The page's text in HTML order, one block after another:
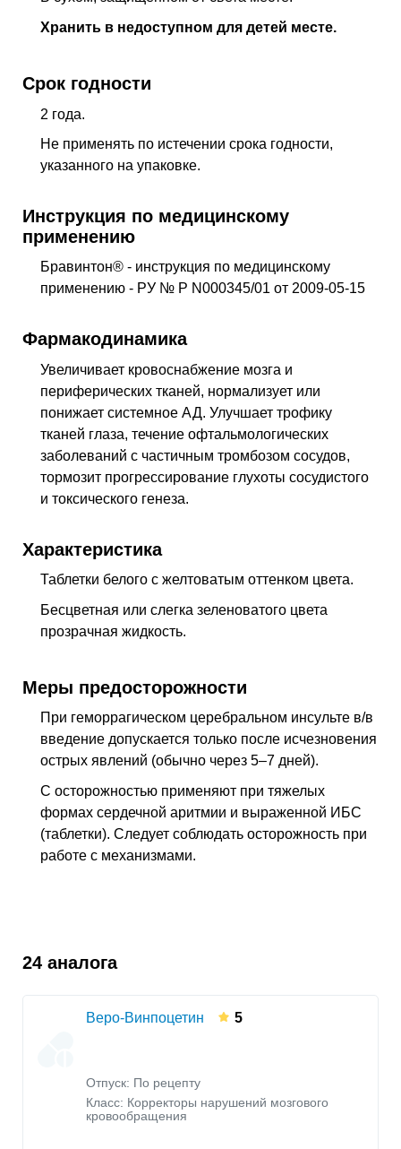
Хранить в недоступном для детей месте.
Срок годности
2 года.
Не применять по истечении срока годности,
указанного на упаковке.
Инструкция по медицинскому
применению
Бравинтон® - инструкция по медицинскому
применению - РУ № Р N000345/01 от 2009-05-15
Фармакодинамика
Увеличивает кровоснабжение мозга и
периферических тканей, нормализует или
понижает системное АД. Улучшает трофику
тканей глаза, течение офтальмологических
заболеваний с частичным тромбозом сосудов,
тормозит прогрессирование глухоты сосудистого
и токсического генеза.
Характеристика
Таблетки белого с желтоватым оттенком цвета.
Бесцветная или слегка зеленоватого цвета
прозрачная жидкость.
Меры предосторожности
При геморрагическом церебральном инсульте в/в
введение допускается только после исчезновения
острых явлений (обычно через 5–7 дней).
С осторожностью применяют при тяжелых
формах сердечной аритмии и выраженной ИБС
(таблетки). Следует соблюдать осторожность при
работе с механизмами.
24 аналога
Веро-Винпоцетин 5
Отпуск: По рецепту
Класс: Корректоры нарушений мозгового
кровообращения